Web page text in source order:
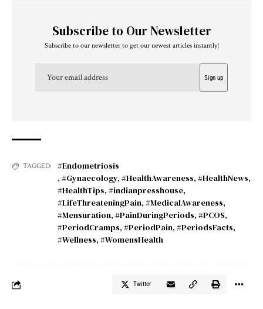
Subscribe to Our Newsletter
Subscribe to our newsletter to get our newest articles instantly!
TAGGED:
#Endometriosis
, #Gynaecology, #HealthAwareness, #HealthNews,
#HealthTips, #indianpresshouse,
#LifeThreateningPain, #MedicalAwareness,
#Mensuration, #PainDuringPeriods, #PCOS,
#PeriodCramps, #PeriodPain, #PeriodsFacts,
#Wellness, #WomensHealth
Twitter